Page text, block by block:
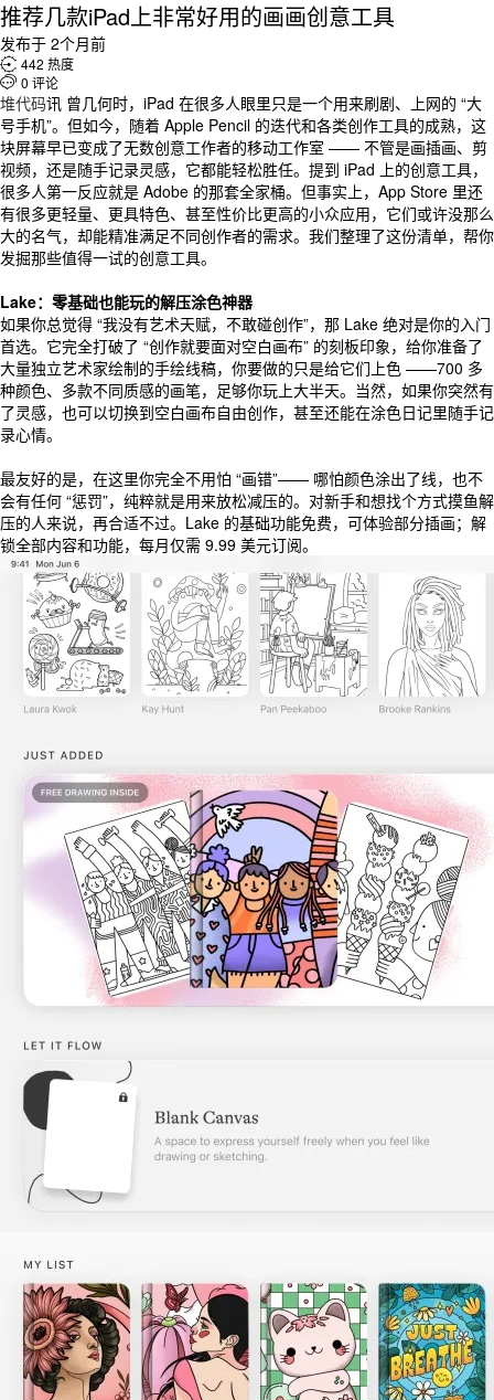
推荐几款iPad上非常好用的画画创意工具
发布于 2个月前
 442 热度
 0 评论
堆代码讯 曾几何时，iPad 在很多人眼里只是一个用来刷剧、上网的 “大
号手机”。但如今，随着 Apple Pencil 的迭代和各类创作工具的成熟，这
块屏幕早已变成了无数创意工作者的移动工作室 —— 不管是画插画、剪
视频，还是随手记录灵感，它都能轻松胜任。提到 iPad 上的创意工具，
很多人第一反应就是 Adobe 的那套全家桶。但事实上，App Store 里还
有很多更轻量、更具特色、甚至性价比更高的小众应用，它们或许没那么
大的名气，却能精准满足不同创作者的需求。我们整理了这份清单，帮你
发掘那些值得一试的创意工具。
Lake：零基础也能玩的解压涂色神器
如果你总觉得 “我没有艺术天赋，不敢碰创作”，那 Lake 绝对是你的入门
首选。它完全打破了 “创作就要面对空白画布” 的刻板印象，给你准备了
大量独立艺术家绘制的手绘线稿，你要做的只是给它们上色 ——700 多
种颜色、多款不同质感的画笔，足够你玩上大半天。当然，如果你突然有
了灵感，也可以切换到空白画布自由创作，甚至还能在涂色日记里随手记
录心情。
最友好的是，在这里你完全不用怕 “画错”—— 哪怕颜色涂出了线，也不
会有任何 “惩罚”，纯粹就是用来放松减压的。对新手和想找个方式摸鱼解
压的人来说，再合适不过。Lake 的基础功能免费，可体验部分插画；解
锁全部内容和功能，每月仅需 9.99 美元订阅。